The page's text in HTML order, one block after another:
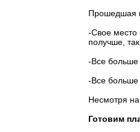
Прошедшая
-Свое место
получше,
-Все больше
-Все больше
Несмотря на
Готовим